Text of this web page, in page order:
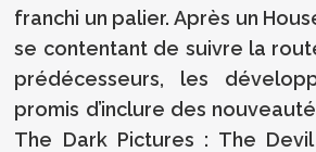
franchi un palier. Après un
se contentant de suivre la
prédécesseurs, les
promis d’inclure des
The Dark Pictures : The